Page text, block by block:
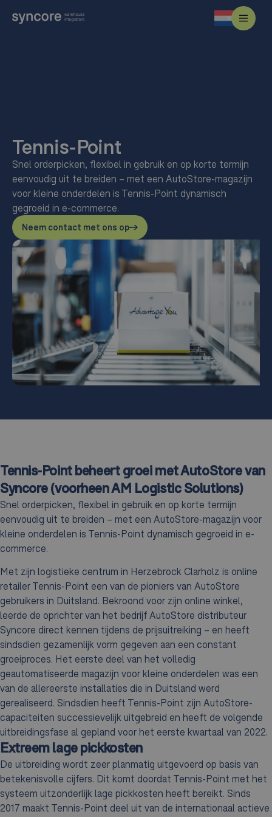
Tennis-Point
Snel orderpicken, flexibel in gebruik en op korte termijn
eenvoudig uit te breiden – met een AutoStore-magazijn
voor kleine onderdelen is Tennis-Point dynamisch
gegroeid in e-commerce.
Neem contact met ons op
Tennis-Point beheert groei met AutoStore van
Syncore (voorheen AM Logistic Solutions)
Snel orderpicken, flexibel in gebruik en op korte termijn
eenvoudig uit te breiden – met een AutoStore-magazijn voor
kleine onderdelen is Tennis-Point dynamisch gegroeid in e-
commerce.
Met zijn logistieke centrum in Herzebrock Clarholz is online
retailer Tennis-Point een van de pioniers van AutoStore
gebruikers in Duitsland. Bekroond voor zijn online winkel,
leerde de oprichter van het bedrijf AutoStore distributeur
Syncore direct kennen tijdens de prijsuitreiking – en heeft
sindsdien gezamenlijk vorm gegeven aan een constant
groeiproces. Het eerste deel van het volledig
geautomatiseerde magazijn voor kleine onderdelen was een
van de allereerste installaties die in Duitsland werd
gerealiseerd. Sindsdien heeft Tennis-Point zijn AutoStore-
capaciteiten successievelijk uitgebreid en heeft de volgende
uitbreidingsfase al gepland voor het eerste kwartaal van 2022.
Extreem lage pickkosten
De uitbreiding wordt zeer planmatig uitgevoerd op basis van
betekenisvolle cijfers. Dit komt doordat Tennis-Point met het
systeem uitzonderlijk lage pickkosten heeft bereikt. Sinds
2017 maakt Tennis-Point deel uit van de internationaal actieve